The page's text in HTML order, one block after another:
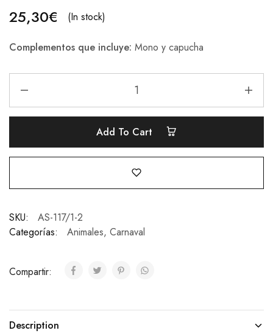
25,30€ (In stock)
Complementos que incluye: Mono y capucha
Add To Cart
SKU:
AS-117/1-2
Categorías:
Animales, Carnaval
Compartir:
Description